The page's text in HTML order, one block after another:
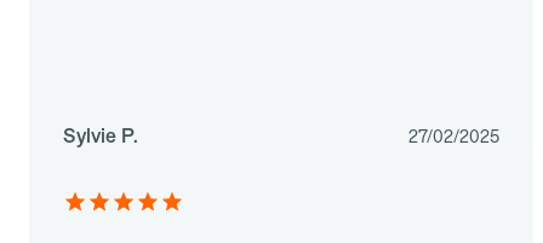
Sylvie P. 27/02/2025